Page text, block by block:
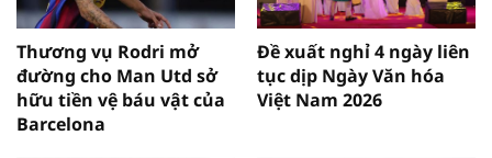
Thương vụ Rodri mở
đường cho Man Utd sở
hữu tiền vệ báu vật của
Barcelona
Đề xuất nghỉ 4 ngày liên
tục dịp Ngày Văn hóa
Việt Nam 2026